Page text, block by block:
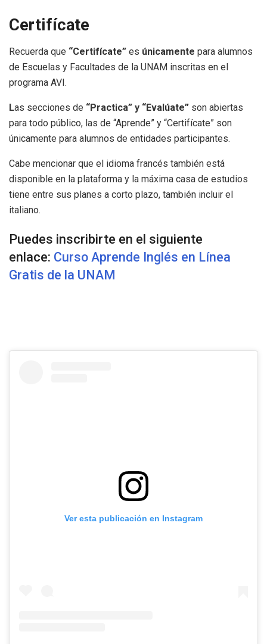
Certifícate
Recuerda que “Certifícate” es únicamente para alumnos
de Escuelas y Facultades de la UNAM inscritas en el
programa AVI.
Las secciones de “Practica” y “Evalúate” son abiertas
para todo público, las de “Aprende” y “Certifícate” son
únicamente para alumnos de entidades participantes.
Cabe mencionar que el idioma francés también está
disponible en la plataforma y la máxima casa de estudios
tiene entre sus planes a corto plazo, también incluir el
italiano.
Puedes inscribirte en el siguiente
enlace: Curso Aprende Inglés en Línea
Gratis de la UNAM
Ver esta publicación en Instagram